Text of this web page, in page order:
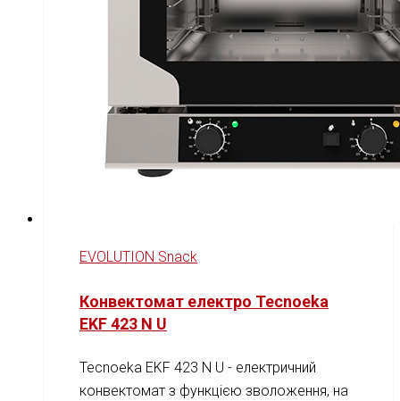
EVOLUTION Snack
Конвектомат електро Tecnoeka
EKF 423 N U
Tecnoeka EKF 423 N U - електричний
конвектомат з функцією зволоження, на